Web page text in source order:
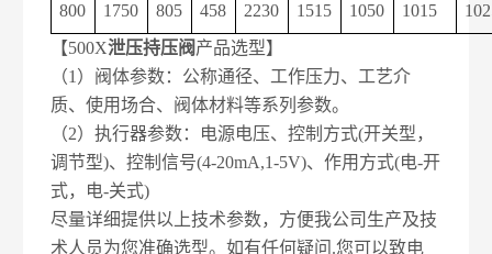
800 1750 805 458 2230 1515 1050 1015
【500X泄压持压阀产品选型】
（1）阀体参数：公称通径、工作压力、工艺介
质、使用场合、阀体材料等系列参数。
（2）执行器参数：电源电压、控制方式(开关型，
调节型)、控制信号(4-20mA,1-5V)、作用方式(电-开
式，电-关式)
尽量详细提供以上技术参数，方便我公司生产及技
术人员为您准确选型。如有任何疑问.您可以致电